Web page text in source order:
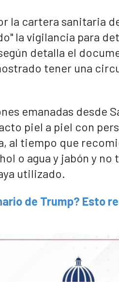
la cartera sanitaria
la vigilancia para
detalla el
tener una
emanadas desde
piel a piel con
al tiempo que
o agua y jabón y
utilizado.
de Trump? Esto